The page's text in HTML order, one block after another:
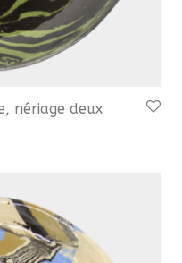
nériage deux